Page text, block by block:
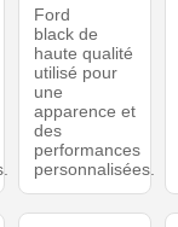
Ford
black de
haute qualité
utilisé pour
une
apparence et
des
performances
personnalisées.